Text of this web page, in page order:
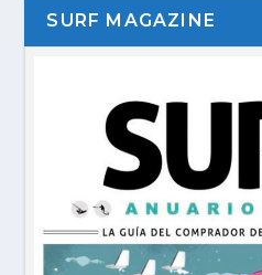
SURF MAGAZINE